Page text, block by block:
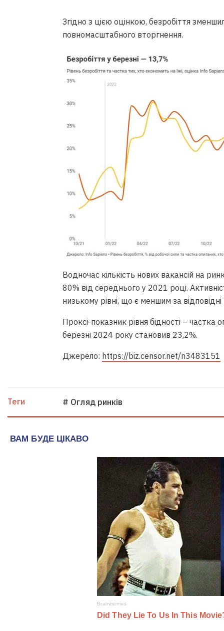
Згідно з цією оцінкою, безробіття
повномасштабного вторгнення.
Водночас кількість нових вакансій на
80% від середнього у 2021 році.
низькому рівні, що є меншим за
Проксі-показник рівня бідності –
березні 2024 року становив 23,2%.
Джерело: https://biz.censor.net/n3483151
Теги # Огляд ринків